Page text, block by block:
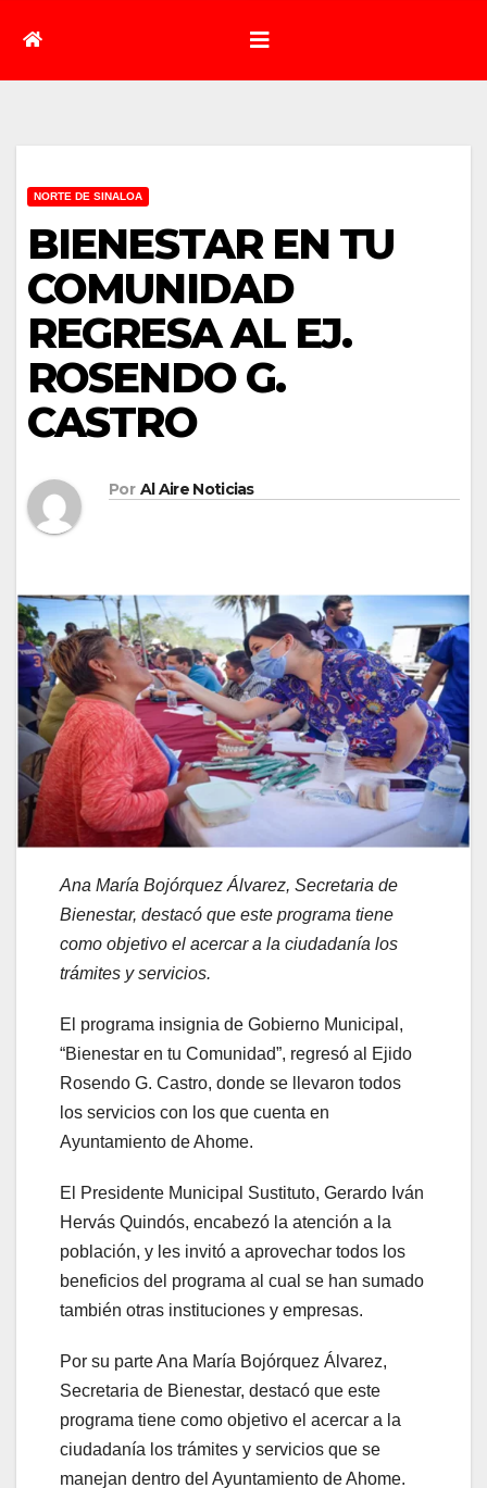
NORTE DE SINALOA
BIENESTAR EN TU
COMUNIDAD
REGRESA AL EJ.
ROSENDO G.
CASTRO
Por Al Aire Noticias
Ana María Bojórquez Álvarez, Secretaria de
Bienestar, destacó que este programa tiene
como objetivo el acercar a la ciudadanía los
trámites y servicios.
El programa insignia de Gobierno Municipal,
“Bienestar en tu Comunidad”, regresó al Ejido
Rosendo G. Castro, donde se llevaron todos
los servicios con los que cuenta en
Ayuntamiento de Ahome.
El Presidente Municipal Sustituto, Gerardo Iván
Hervás Quindós, encabezó la atención a la
población, y les invitó a aprovechar todos los
beneficios del programa al cual se han sumado
también otras instituciones y empresas.
Por su parte Ana María Bojórquez Álvarez,
Secretaria de Bienestar, destacó que este
programa tiene como objetivo el acercar a la
ciudadanía los trámites y servicios que se
manejan dentro del Ayuntamiento de Ahome.